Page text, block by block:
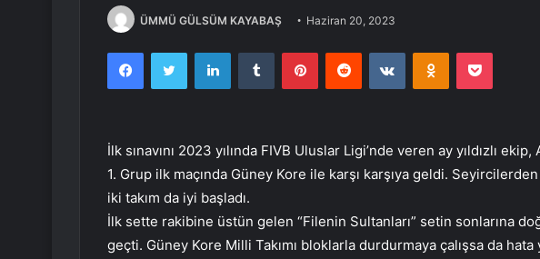
ÜMMÜ GÜLSÜM KAYABAŞ Haziran 20, 2023
FacebookTwitter LinkedInTumblr PinterestReddit VKontakteOdnoklassniki
Pocket
İlk sınavını 2023 yılında FIVB Uluslar Ligi’nde veren ay yıldızlı
1. Grup ilk maçında Güney Kore ile karşı karşıya geldi.
iki takım da iyi başladı.
İlk sette rakibine üstün gelen “Filenin Sultanları” setin sonlarına
geçti. Güney Kore Milli Takımı bloklarla durdurmaya çalışsa da hata